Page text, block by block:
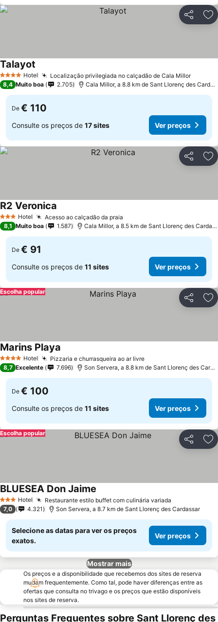
Partilhar
4 EstrelasHotel Localização privilegiada no calçadão de Cala MillorVer
Talayot
8,4 Muito boa 2.705 Cala Millor, a 8.8 km de Sant Llorenç des
De € 110
Consulte os preços de 17 sites Ver preços
Partilhar
3 EstrelasHotel Acesso ao calçadão da praia
R2 Veronica
8,1 Muito boa 1.587 Cala Millor, a 8.5 km de Sant Llorenç des
De € 91
Consulte os preços de 11 sites Ver preços
Partilhar
Escolha popular
4 EstrelasHotel Pizzaria e churrasqueira ao ar livreVer preços
Marins Playa
8,7 Excelente 7.696 Son Servera, a 8.8 km de Sant Llorenç des
De € 100
Consulte os preços de 11 sites Ver preços
Partilhar
Escolha popular
3 EstrelasHotel Restaurante estilo buffet com culinária variada
BLUESEA Don Jaime
7,0 4.321 Son Servera, a 8.7 km de Sant Llorenç des Cardassar
Selecione as datas para ver os preços
exatos.
Ver preços
Mostrar mais
Os preços e a disponibilidade que recebemos dos sites de reserva
mudam frequentemente. Como tal, pode haver diferenças entre as
ofertas que consulta no trivago e os preços que estão disponíveis
nos sites de reserva.
Perguntas Frequentes sobre Sant Llorenç des